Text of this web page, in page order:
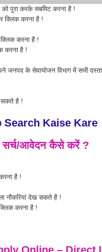
पूरा करके सबमिट करना है !
क्लिक करना है !
करना है !
करना है !
जनपद के सेवायोजन विभाग में सभी
है !
Search Kaise Kare
सर्च/आवेदन कैसे करें ?
है !
नौकरियां देख सकते है !
करना है !